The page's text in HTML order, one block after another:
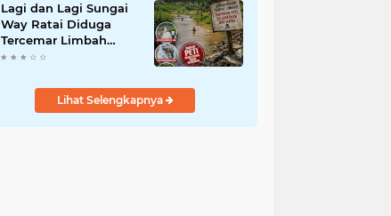
Lagi dan Lagi Sungai
Way Ratai Diduga
Tercemar Limbah
PETIIkan
Rakyat Jadi Korban: Di
Mana Negara? KeLihat Selengkapnya